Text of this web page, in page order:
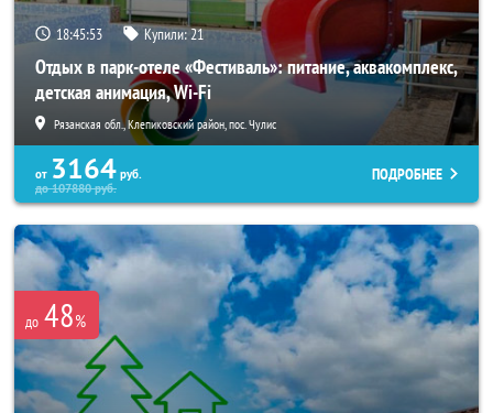
18:45:52 Купили:21
Отдых в парк-отеле «Фестиваль»: питание, аквакомплекс,
детская анимация, Wi-Fi
Рязанская обл., Клепиковский район, пос. Чулис
от 3164 руб.
до107880руб.
ПОДРОБНЕЕ
до 48%